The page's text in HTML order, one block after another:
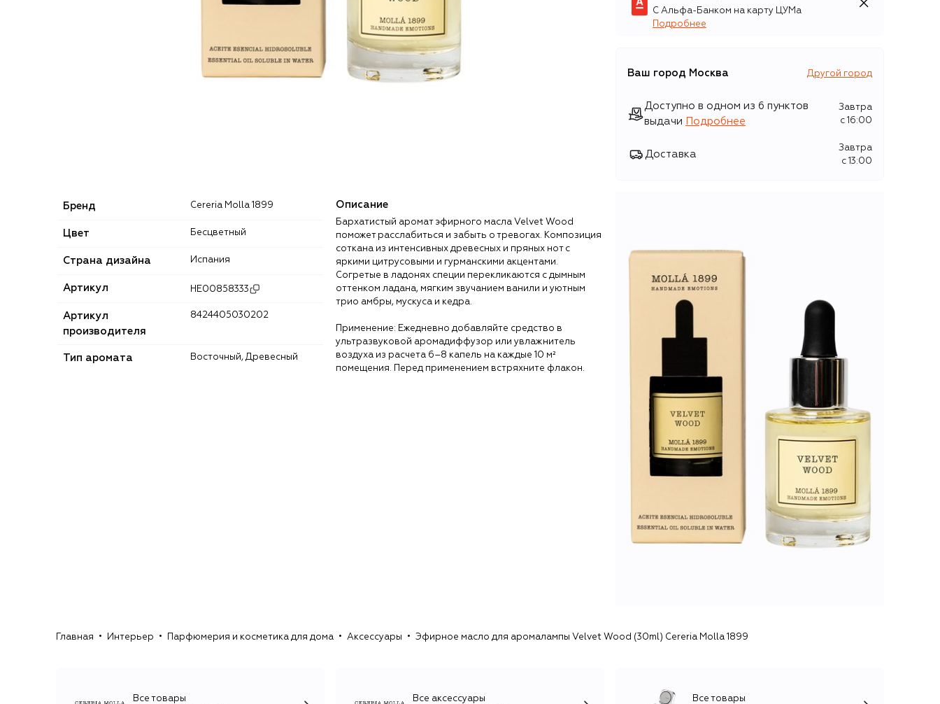
С Альфа-Банком на карту ЦУМа
Подробнее
Ваш город Москва Другой город
Доступно в одном из 6 пунктов
выдачи
Подробнее
Завтра
c 16:00
Доставка
Завтра
c 13:00
Бренд Cereria Molla 1899
Цвет Бесцветный
Страна дизайна Испания
Артикул HE00858333
Артикул
производителя
8424405030202
Тип аромата Восточный, Древесный
Описание
Бархатистый аромат эфирного масла Velvet Wood
поможет расслабиться и забыть о тревогах. Композиция
соткана из интенсивных древесных и пряных нот с
яркими цитрусовыми и гурманскими акцентами.
Согретые в ладонях специи перекликаются с дымным
оттенком ладана, мягким звучанием ванили и уютным
трио амбры, мускуса и кедра.
Применение: Ежедневно добавляйте средство в
ультразвуковой аромадиффузор или увлажнитель
воздуха из расчета 6–8 капель на каждые 10 м²
помещения. Перед применением встряхните флакон.
Главная Интерьер Парфюмерия и косметика для дома Аксессуары Эфирное масло для аромалампы Velvet Wood (30ml) Cereria Molla 1899
Все товары Все аксессуары Все товары